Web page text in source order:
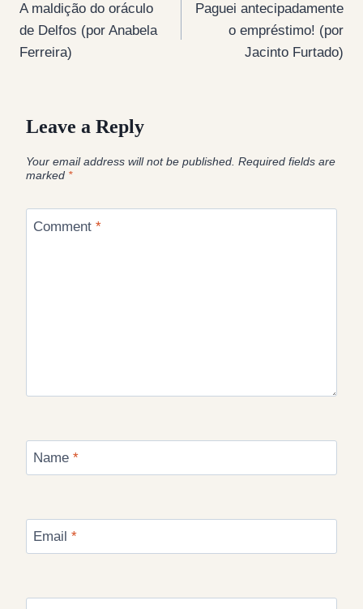
navigation
A maldição do oráculo
de Delfos (por Anabela
Ferreira)
Paguei antecipadamente
o empréstimo! (por
Jacinto Furtado)
Leave a Reply
Your email address will not be published. Required fields are
marked *
Comment *
Name *
Email *